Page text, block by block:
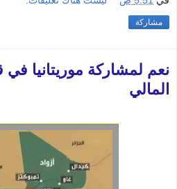
مشاركة
نعم لمشاركة موريتانيا
المالي